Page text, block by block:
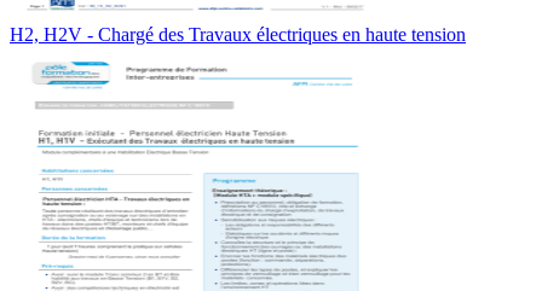
H2, H2V - Chargé des Travaux électriques en haute tension